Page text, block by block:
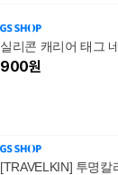
실리콘 캐리어 태그
900원
[TRAVELKIN] 투명